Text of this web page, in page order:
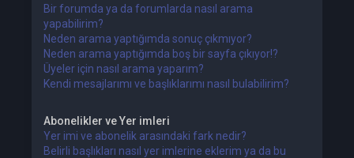
Bir forumda ya da forumlarda nasıl arama
yapabilirim?
Neden arama yaptığımda sonuç çıkmıyor?
Neden arama yaptığımda boş bir sayfa çıkıyor!?
Üyeler için nasıl arama yaparım?
Kendi mesajlarımı ve başlıklarımı nasıl bulabilirim?
Abonelikler ve Yer imleri
Yer imi ve abonelik arasındaki fark nedir?
Belirli başlıkları nasıl yer imlerine eklerim ya da bu